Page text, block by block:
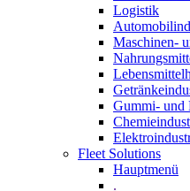
Logistik
Maschinen-
Gummi­- und
Fleet Solutions
Hauptmenü
.